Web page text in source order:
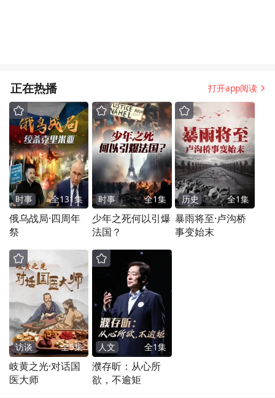
正在热播 打开app阅读
时事 全131集
俄乌战局·四周年
祭
时事 全1集
少年之死何以引爆
法国？
历史 全1集
暴雨将至·卢沟桥
事变始末
访谈 全5集
岐黄之光·对话国
医大师
人文 全1集
濮存昕：从心所
欲，不逾矩